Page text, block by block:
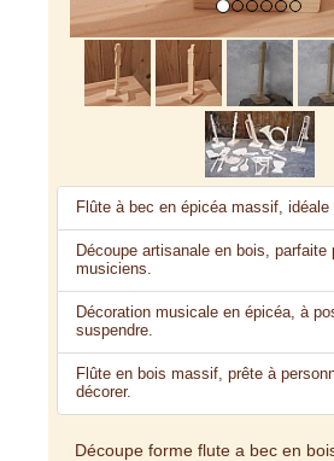
Flûte à bec en épicéa massif, idéale
Découpe artisanale en bois, parfaite
musiciens.
Décoration musicale en épicéa, à
suspendre.
Flûte en bois massif, prête à
décorer.
Découpe forme flute a bec en